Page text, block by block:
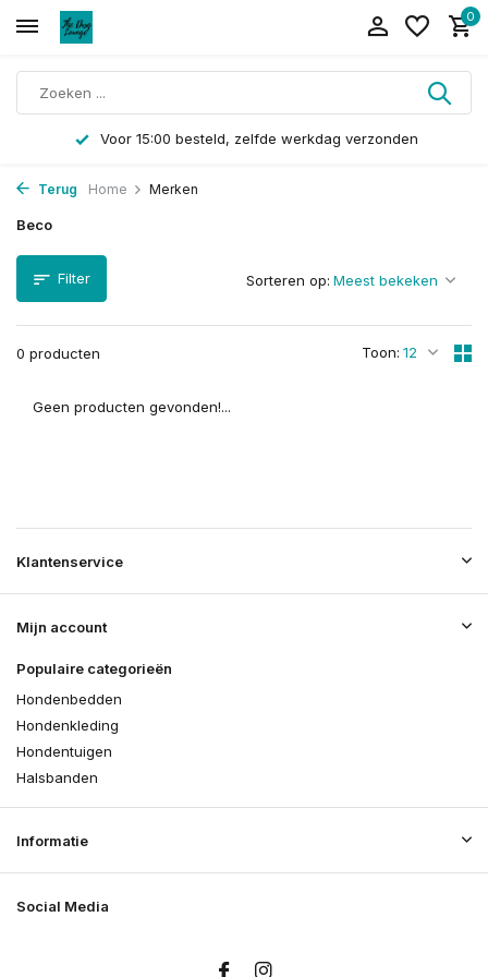
0
Voor 15:00 besteld, zelfde werkdag verzonden
Terug Home Merken
Beco
Filter
0 producten Toon:
Sorteren op:
Geen producten gevonden!...
Klantenservice
Mijn account
Populaire categorieën
Hondenbedden
Hondenkleding
Hondentuigen
Halsbanden
Informatie
Social Media